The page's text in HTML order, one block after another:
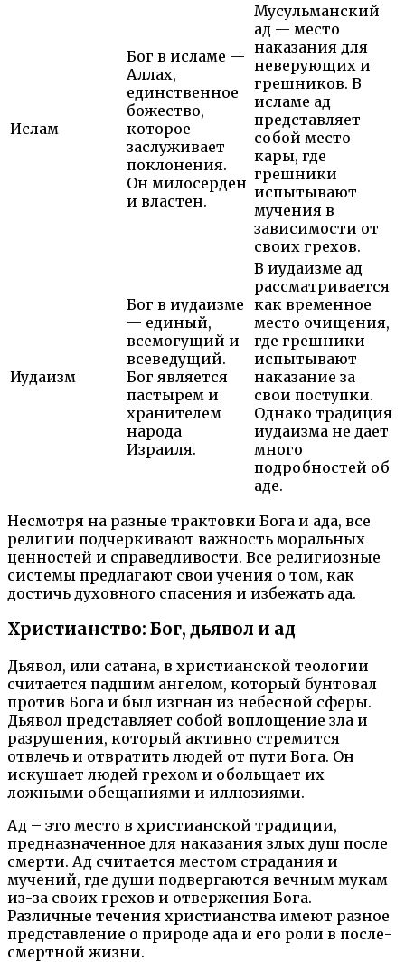
Ислам
Бог в исламе —
Аллах,
единственное
божество,
которое
заслуживает
поклонения.
Он милосерден
и властен.
Мусульманский
ад — место
наказания для
неверующих и
грешников. В
исламе ад
представляет
собой место
кары, где
грешники
испытывают
мучения в
зависимости от
своих грехов.
Иудаизм
Бог в иудаизме
— единый,
всемогущий и
всеведущий.
Бог является
пастырем и
хранителем
народа
Израиля.
В иудаизме ад
рассматривается
как временное
место очищения,
где грешники
испытывают
наказание за
свои поступки.
Однако традиция
иудаизма не дает
много
подробностей об
аде.
Несмотря на разные трактовки Бога и ада, все
религии подчеркивают важность моральных
ценностей и справедливости. Все религиозные
системы предлагают свои учения о том, как
достичь духовного спасения и избежать ада.
Христианство: Бог, дьявол и ад
Дьявол, или сатана, в христианской теологии
считается падшим ангелом, который бунтовал
против Бога и был изгнан из небесной сферы.
Дьявол представляет собой воплощение зла и
разрушения, который активно стремится
отвлечь и отвратить людей от пути Бога. Он
искушает людей грехом и обольщает их
ложными обещаниями и иллюзиями.
Ад – это место в христианской традиции,
предназначенное для наказания злых душ после
смерти. Ад считается местом страдания и
мучений, где души подвергаются вечным мукам
из-за своих грехов и отвержения Бога.
Различные течения христианства имеют разное
представление о природе ада и его роли в после-
смертной жизни.